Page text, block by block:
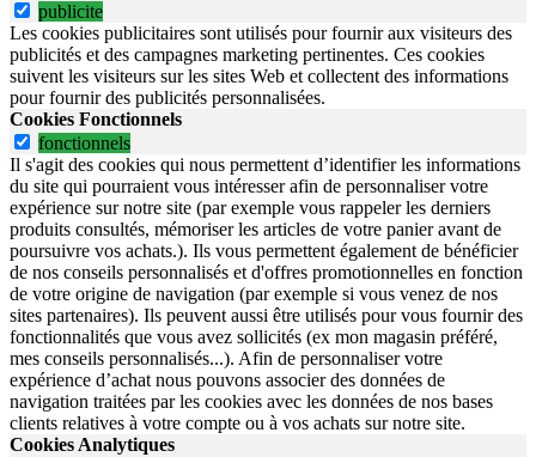
publicite
Les cookies publicitaires sont utilisés pour fournir aux visiteurs des
publicités et des campagnes marketing pertinentes. Ces cookies
suivent les visiteurs sur les sites Web et collectent des informations
pour fournir des publicités personnalisées.
Cookies Fonctionnels
fonctionnels
Il s'agit des cookies qui nous permettent d’identifier les informations
du site qui pourraient vous intéresser afin de personnaliser votre
expérience sur notre site (par exemple vous rappeler les derniers
produits consultés, mémoriser les articles de votre panier avant de
poursuivre vos achats.). Ils vous permettent également de bénéficier
de nos conseils personnalisés et d'offres promotionnelles en fonction
de votre origine de navigation (par exemple si vous venez de nos
sites partenaires). Ils peuvent aussi être utilisés pour vous fournir des
fonctionnalités que vous avez sollicités (ex mon magasin préféré,
mes conseils personnalisés...). Afin de personnaliser votre
expérience d’achat nous pouvons associer des données de
navigation traitées par les cookies avec les données de nos bases
clients relatives à votre compte ou à vos achats sur notre site.
Cookies Analytiques